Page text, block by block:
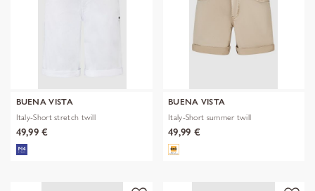
BUENA VISTA
Italy-Short stretch twill
49,99 €
BUENA VISTA
Italy-Short summer twill
49,99 €